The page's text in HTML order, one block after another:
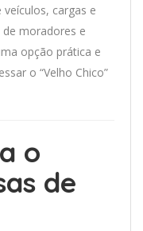
cargas e
moradores e
opção prática e
o “Velho Chico”
o
de